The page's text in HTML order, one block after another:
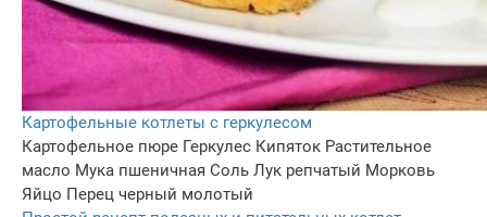
Картофельные котлеты с геркулесом
Картофельное пюре Геркулес Кипяток Растительное
масло Мука пшеничная Соль Лук репчатый Морковь
Яйцо Перец черный молотый